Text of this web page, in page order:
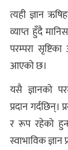
त्यही ज्ञान
व्याप्त हुँदै
परम्परा
आएको छ।
यसै ज्ञानको
प्रदान गर्दछिन्।
र रूप रहेको
स्वाभाविक ज्ञान